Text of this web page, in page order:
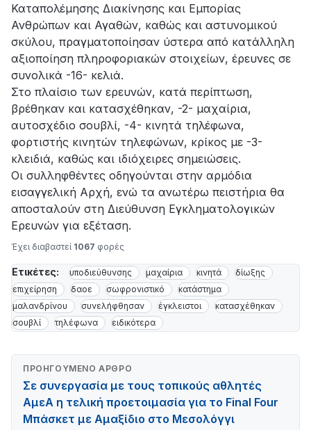
Καταπολέμησης Διακίνησης και Εμπορίας
Ανθρώπων και Αγαθών, καθώς και αστυνομικού
σκύλου, πραγματοποίησαν ύστερα από κατάλληλη
αξιοποίηση πληροφοριακών στοιχείων, έρευνες σε
συνολικά -16- κελιά.
Στο πλαίσιο των ερευνών, κατά περίπτωση,
βρέθηκαν και κατασχέθηκαν, -2- μαχαίρια,
αυτοσχέδιο σουβλί, -4- κινητά τηλέφωνα,
φορτιστής κινητών τηλεφώνων, κρίκος με -3-
κλειδιά, καθώς και ιδιόχειρες σημειώσεις.
Οι συλληφθέντες οδηγούνται στην αρμόδια
εισαγγελική Αρχή, ενώ τα ανωτέρω πειστήρια θα
αποσταλούν στη Διεύθυνση Εγκληματολογικών
Ερευνών για εξέταση.
Έχει διαβαστεί 1067 φορές
Ετικέτες: υποδιεύθυνσης μαχαίρια κινητά
δίωξης
επιχείρηση
δαοε σωφρονιστικό
κατάστημα
μαλανδρίνου
συνελήφθησαν έγκλειστοι
κατασχέθηκαν
σουβλί
τηλέφωνα ειδικότερα
ΠΡΟΗΓΟΎΜΕΝΟ ΆΡΘΡΟ
Σε συνεργασία με τους τοπικούς αθλητές
ΑμεΑ η τελική προετοιμασία για το Final Four
Μπάσκετ με Αμαξίδιο στο Μεσολόγγι